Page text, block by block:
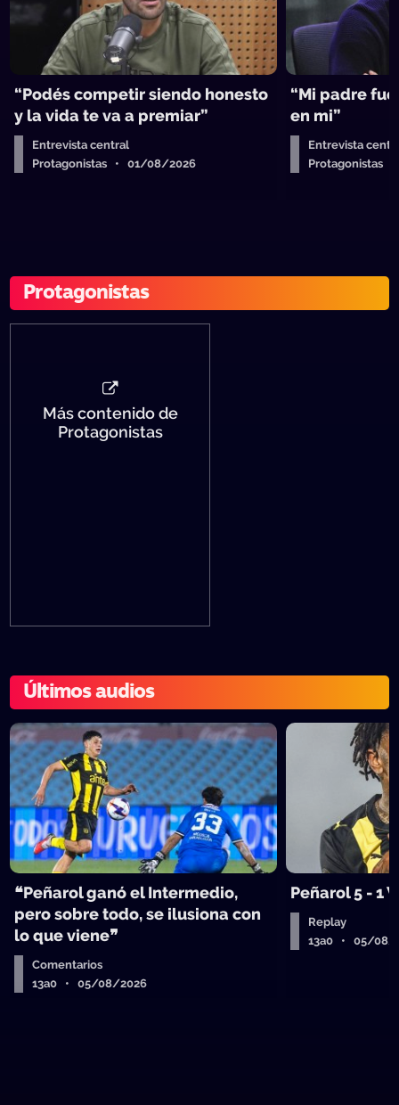
“Podés competir siendo honesto
y la vida te va a premiar”
Entrevista central
Protagonistas • 01/08/2026
“Mi padre
en mi”
Entrevista
Protagonistas
Protagonistas
Más contenido de
Protagonistas
Últimos audios
❝Peñarol ganó el Intermedio,
pero sobre todo, se ilusiona con
lo que viene❞
Comentarios
13a0 • 05/08/2026
Peñarol 5 - 1
Replay
13a0 • 05/08/